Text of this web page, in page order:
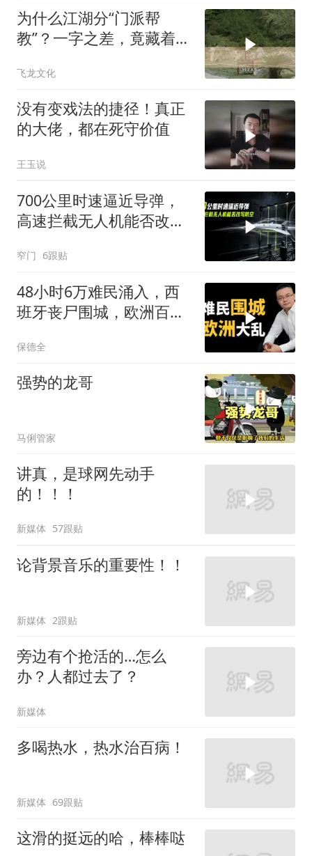
为什么江湖分“门派帮
教”？一字之差，竟藏着不
飞龙文化
没有变戏法的捷径！真正
的大佬，都在死守价值
王玉说
700公里时速逼近导弹，
高速拦截无人机能否改写
窄门 6跟贴
48小时6万难民涌入，西
班牙丧尸围城，欧洲百年
保德全
强势的龙哥
马俐管家
讲真，是球网先动手
的！！！
新媒体 57跟贴
论背景音乐的重要性！！
新媒体 2跟贴
旁边有个抢活的…怎么
办？人都过去了？
新媒体
多喝热水，热水治百病！
新媒体 69跟贴
这滑的挺远的哈，棒棒哒